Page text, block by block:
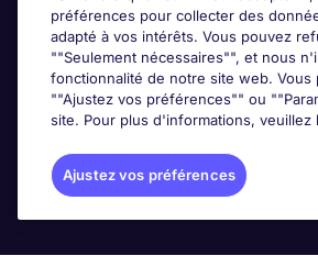
préférences pour collecter des
adapté à vos intérêts. Vous pouvez
""Seulement nécessaires"", et nous
fonctionnalité de notre site web.
""Ajustez vos préférences"" ou
site. Pour plus d'informations, veuillez
Ajustez vos préférences